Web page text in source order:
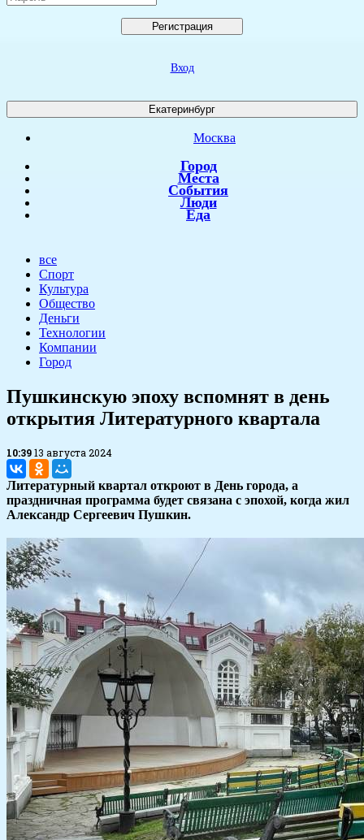
Регистрация
Вход
Екатеринбург
Москва
Город
Места
События
Люди
Еда
все
Спорт
Культура
Общество
Деньги
Технологии
Компании
Город
​Пушкинскую эпоху вспомнят в день
открытия Литературного квартала
10:3913 августа 2024
Литературный квартал откроют в День города, а
праздничная программа будет связана с эпохой, когда жил
Александр Сергеевич Пушкин.